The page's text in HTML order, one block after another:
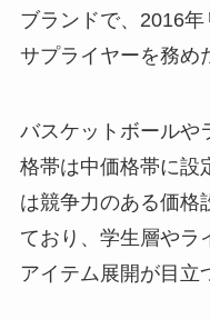
ブランドで、2016
サプライヤーを務め
バスケットボールや
格帯は中価格帯に設
は競争力のある価格
ており、学生層やラ
アイテム展開が目立